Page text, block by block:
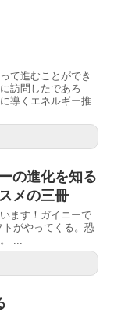
て進むことができ
訪問したであろ
導くエネルギー推
の進化を知る
メの三冊
ます！ガイニーで
がやってくる。恐
...